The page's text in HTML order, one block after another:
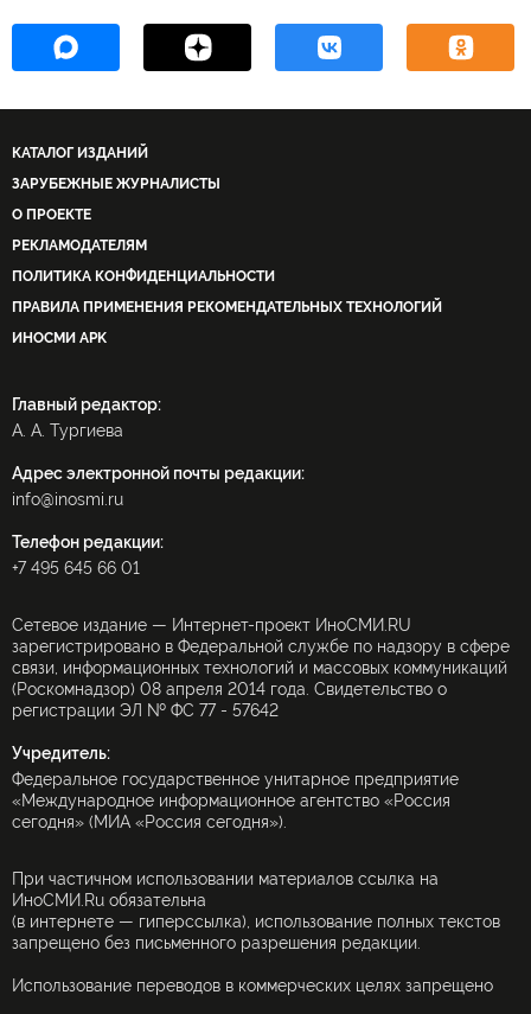
КАТАЛОГ ИЗДАНИЙ
ЗАРУБЕЖНЫЕ ЖУРНАЛИСТЫ
О ПРОЕКТЕ
РЕКЛАМОДАТЕЛЯМ
ПОЛИТИКА КОНФИДЕНЦИАЛЬНОСТИ
ПРАВИЛА ПРИМЕНЕНИЯ РЕКОМЕНДАТЕЛЬНЫХ ТЕХНОЛОГИЙ
ИНОСМИ APK
Главный редактор:
А. А. Тургиева
Адрес электронной почты редакции:
info@inosmi.ru
Телефон редакции:
+7 495 645 66 01
Сетевое издание — Интернет-проект ИноСМИ.RU
зарегистрировано в Федеральной службе по надзору в сфере
связи, информационных технологий и массовых коммуникаций
(Роскомнадзор) 08 апреля 2014 года. Свидетельство о
регистрации ЭЛ № ФС 77 - 57642
Учредитель:
Федеральное государственное унитарное предприятие
«Международное информационное агентство «Россия
сегодня» (МИА «Россия сегодня»).
При частичном использовании материалов ссылка на
ИноСМИ.Ru обязательна
(в интернете — гиперссылка), использование полных текстов
запрещено без письменного разрешения редакции.
Использование переводов в коммерческих целях запрещено